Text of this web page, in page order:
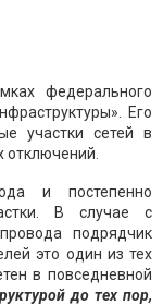
федерального
Его
участки сетей в
отключений.
и постепенно
В случае с
подрядчик
это один из тех
в повседневной
до тех пор,